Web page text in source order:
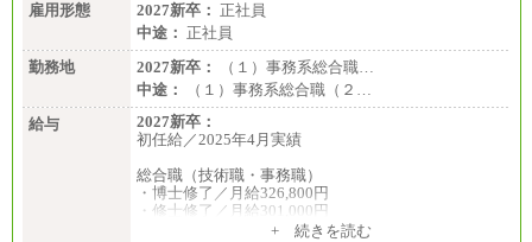
雇用形態
2027新卒： 正社員
中途： 正社員
勤務地
2027新卒：
（１）事務系総合職…
中途：
（１）事務系総合職（２…
給与
2027新卒：
初任給／2025年4月実績
総合職（技術職・事務職）
・博士修了／月給326,800円
・修士修了／月給301,000円
・大学卒／月給282,000円+ 続きを読む